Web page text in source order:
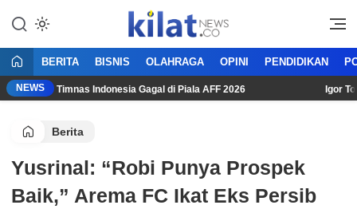
KilatNews.co
Mencerdaskan Anak Bangsa
BERITA BISNIS OLAHRAGA OPINI PENDIDIKAN
NEWS
Usai Timnas Indonesia Gagal di Piala AFF 2026 Igor Tolic:
Berita
Yusrinal: “Robi Punya Prospek
Baik,” Arema FC Ikat Eks Persib